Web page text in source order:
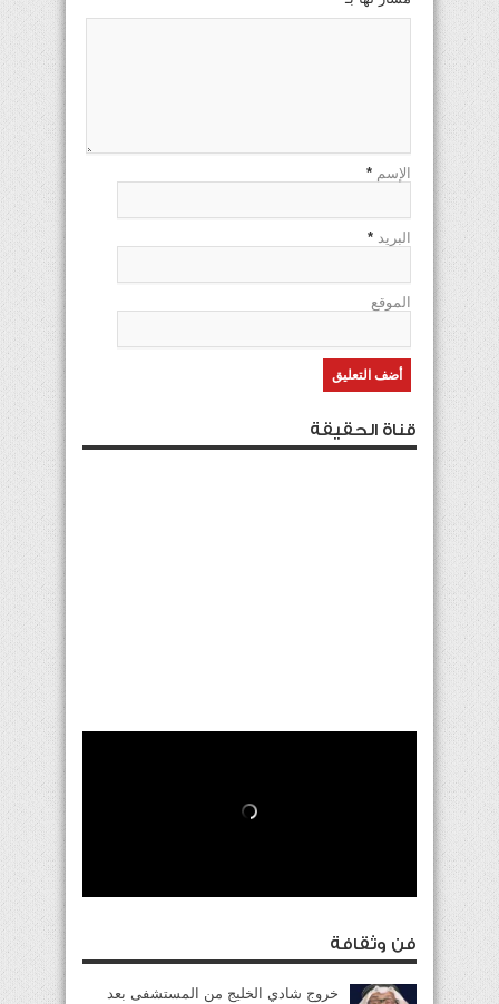
الإسم *
البريد *
الموقع
قناة الحقيقة
فن وثقافة
خروج شادي الخليج من المستشفى بعد